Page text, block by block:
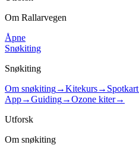
Om Rallarvegen
Åpne
Snøkiting
Snøkiting
Om snøkiting→Kitekurs→ Spotkart
App→Guiding→Ozone kiter→
Utforsk
Om snøkiting